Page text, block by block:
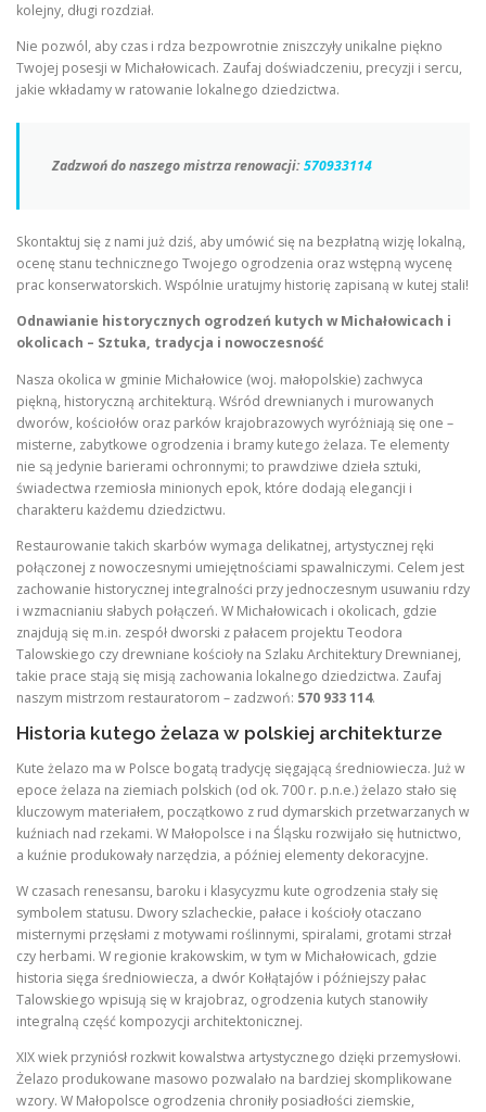
kolejny, długi rozdział.
Nie pozwól, aby czas i rdza bezpowrotnie zniszczyły unikalne piękno
Twojej posesji w Michałowicach. Zaufaj doświadczeniu, precyzji i sercu,
jakie wkładamy w ratowanie lokalnego dziedzictwa.
Zadzwoń do naszego mistrza renowacji:570933114
Skontaktuj się z nami już dziś, aby umówić się na bezpłatną wizję lokalną,
ocenę stanu technicznego Twojego ogrodzenia oraz wstępną wycenę
prac konserwatorskich. Wspólnie uratujmy historię zapisaną w kutej stali!
Odnawianie historycznych ogrodzeń kutych w Michałowicach i
okolicach – Sztuka, tradycja i nowoczesność
Nasza okolica w gminie Michałowice (woj. małopolskie) zachwyca
piękną, historyczną architekturą. Wśród drewnianych i murowanych
dworów, kościołów oraz parków krajobrazowych wyróżniają się one –
misterne, zabytkowe ogrodzenia i bramy kutego żelaza. Te elementy
nie są jedynie barierami ochronnymi; to prawdziwe dzieła sztuki,
świadectwa rzemiosła minionych epok, które dodają elegancji i
charakteru każdemu dziedzictwu.
Restaurowanie takich skarbów wymaga delikatnej, artystycznej ręki
połączonej z nowoczesnymi umiejętnościami spawalniczymi. Celem jest
zachowanie historycznej integralności przy jednoczesnym usuwaniu rdzy
i wzmacnianiu słabych połączeń. W Michałowicach i okolicach, gdzie
znajdują się m.in. zespół dworski z pałacem projektu Teodora
Talowskiego czy drewniane kościoły na Szlaku Architektury Drewnianej,
takie prace stają się misją zachowania lokalnego dziedzictwa. Zaufaj
naszym mistrzom restauratorom – zadzwoń: 570 933 114.
Historia kutego żelaza w polskiej architekturze
Kute żelazo ma w Polsce bogatą tradycję sięgającą średniowiecza. Już w
epoce żelaza na ziemiach polskich (od ok. 700 r. p.n.e.) żelazo stało się
kluczowym materiałem, początkowo z rud dymarskich przetwarzanych w
kuźniach nad rzekami. W Małopolsce i na Śląsku rozwijało się hutnictwo,
a kuźnie produkowały narzędzia, a później elementy dekoracyjne.
W czasach renesansu, baroku i klasycyzmu kute ogrodzenia stały się
symbolem statusu. Dwory szlacheckie, pałace i kościoły otaczano
misternymi przęsłami z motywami roślinnymi, spiralami, grotami strzał
czy herbami. W regionie krakowskim, w tym w Michałowicach, gdzie
historia sięga średniowiecza, a dwór Kołłątajów i późniejszy pałac
Talowskiego wpisują się w krajobraz, ogrodzenia kutych stanowiły
integralną część kompozycji architektonicznej.
XIX wiek przyniósł rozkwit kowalstwa artystycznego dzięki przemysłowi.
Żelazo produkowane masowo pozwalało na bardziej skomplikowane
wzory. W Małopolsce ogrodzenia chroniły posiadłości ziemskie,